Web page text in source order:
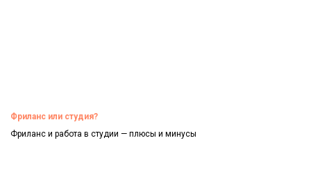
Фриланс или студия?
Фриланс и работа в студии — плюсы и минусы